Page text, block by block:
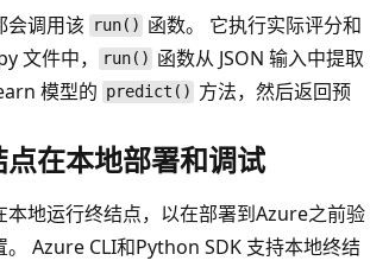
会调用该
run() 函数。 它执行实际评分和
文件中， run() 函数从 JSON 输入中提取
模型的 predict() 方法，然后返回预
在本地部署和调试
本地运行终结点，以在部署到Azure之前验
Azure CLI和Python SDK 支持本地终结